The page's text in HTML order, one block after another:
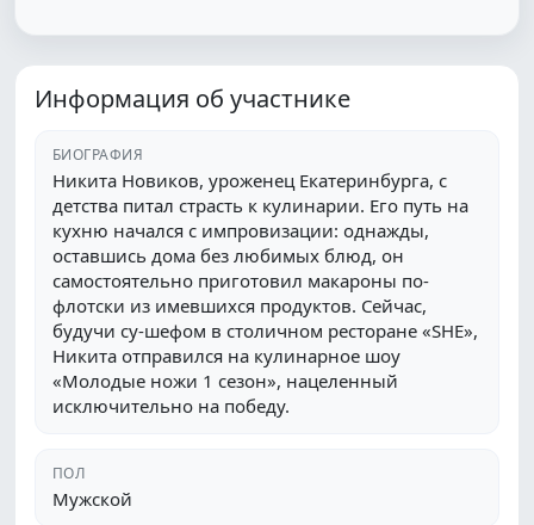
Информация об участнике
БИОГРАФИЯ
Никита Новиков, уроженец Екатеринбурга, с
детства питал страсть к кулинарии. Его путь на
кухню начался с импровизации: однажды,
оставшись дома без любимых блюд, он
самостоятельно приготовил макароны по-
флотски из имевшихся продуктов. Сейчас,
будучи су-шефом в столичном ресторане «SHE»,
Никита отправился на кулинарное шоу
«Молодые ножи 1 сезон», нацеленный
исключительно на победу.
ПОЛ
Мужской